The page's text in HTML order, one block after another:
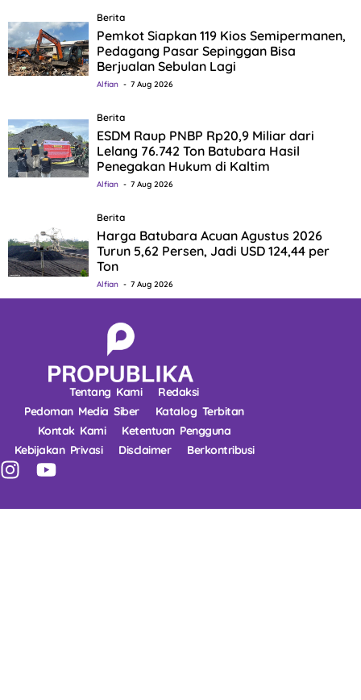
Berita
Pemkot Siapkan 119 Kios Semipermanen,
Pedagang Pasar Sepinggan Bisa
Berjualan Sebulan Lagi
Alfian 7 Aug 2026
Berita
ESDM Raup PNBP Rp20,9 Miliar dari
Lelang 76.742 Ton Batubara Hasil
Penegakan Hukum di Kaltim
Alfian 7 Aug 2026
Berita
Harga Batubara Acuan Agustus 2026
Turun 5,62 Persen, Jadi USD 124,44 per
Ton
Alfian 7 Aug 2026
Tentang Kami
Redaksi
Pedoman Media Siber
Katalog Terbitan
Kontak Kami
Ketentuan Pengguna
Kebijakan Privasi
Disclaimer Berkontribusi